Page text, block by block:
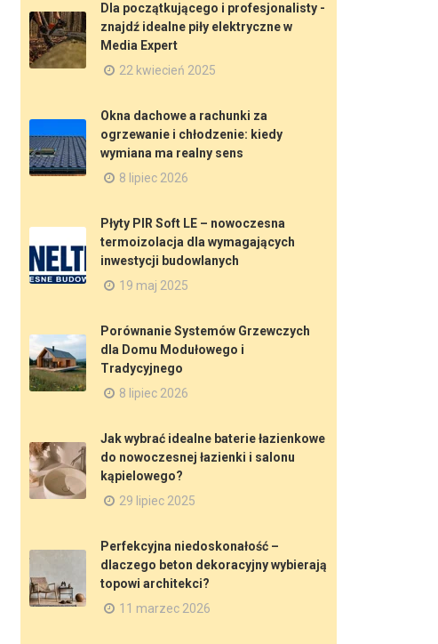
Dla początkującego i profesjonalisty -
znajdź idealne piły elektryczne w
Media Expert
22 kwiecień 2025
Okna dachowe a rachunki za
ogrzewanie i chłodzenie: kiedy
wymiana ma realny sens
8 lipiec 2026
Płyty PIR Soft LE – nowoczesna
termoizolacja dla wymagających
inwestycji budowlanych
19 maj 2025
Porównanie Systemów Grzewczych
dla Domu Modułowego i
Tradycyjnego
8 lipiec 2026
Jak wybrać idealne baterie łazienkowe
do nowoczesnej łazienki i salonu
kąpielowego?
29 lipiec 2025
Perfekcyjna niedoskonałość –
dlaczego beton dekoracyjny wybierają
topowi architekci?
11 marzec 2026